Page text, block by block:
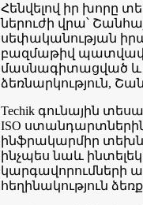
Հենվելով իր խորը
ներուժի վրա՝
սեփականության
բազմաթիվ
մասնագիտացված և
ձեռնարկություն,
Techik գունային
ISO
ինֆրակարմիր
ինչպես նաև
կարգավորումների
հեղինակություն